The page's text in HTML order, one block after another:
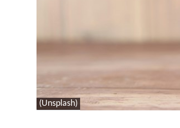
(Unsplash)